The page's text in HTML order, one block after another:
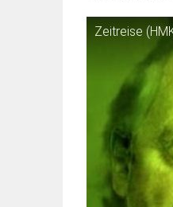
Zeitreise